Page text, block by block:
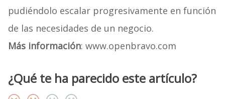
pudiéndolo escalar progresivamente en función
de las necesidades de un negocio.
Más información: www.openbravo.com
¿Qué te ha parecido este artículo?